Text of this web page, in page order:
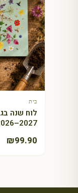
בית
ספל
₪59.90
בית
₪99.90